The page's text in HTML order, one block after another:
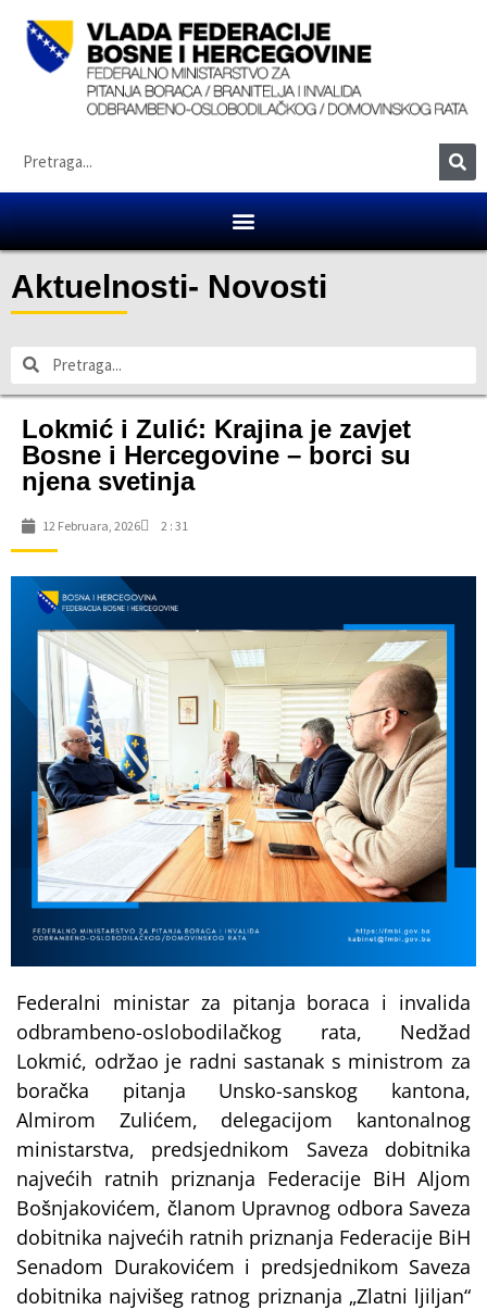
Aktuelnosti- Novosti
Lokmić i Zulić: Krajina je zavjet
Bosne i Hercegovine – borci su
njena svetinja
12 Februara, 2026 2 : 31
Federalni ministar za pitanja boraca i invalida
odbrambeno-oslobodilačkog rata, Nedžad
Lokmić, održao je radni sastanak s ministrom za
boračka pitanja Unsko-sanskog kantona,
Almirom Zulićem, delegacijom kantonalnog
ministarstva, predsjednikom Saveza dobitnika
najvećih ratnih priznanja Federacije BiH Aljom
Bošnjakovićem, članom Upravnog odbora Saveza
dobitnika najvećih ratnih priznanja Federacije BiH
Senadom Durakovićem i predsjednikom Saveza
dobitnika najvišeg ratnog priznanja „Zlatni ljiljan“